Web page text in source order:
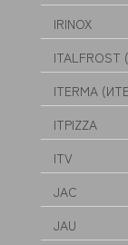
IRINOX
ITERMA
ITPIZZA
ITV
JAC
JAU